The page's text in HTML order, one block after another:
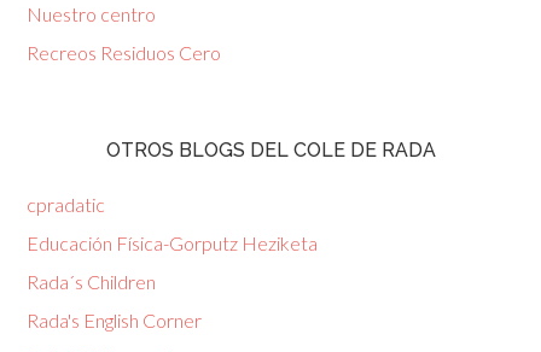
Nuestro centro
Recreos Residuos Cero
OTROS BLOGS DEL COLE DE RADA
cpradatic
Educación Física-Gorputz Heziketa
Rada´s Children
Rada's English Corner